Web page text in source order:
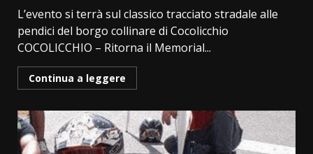
L’evento si terrà sul classico tracciato stradale alle
pendici del borgo collinare di Cocolicchio
COCOLICCHIO – Ritorna il Memorial...
Continua a leggere